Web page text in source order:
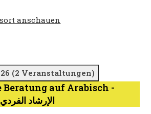
anschauen
(2 Veranstaltungen)
auf Arabisch -
الإرشاد